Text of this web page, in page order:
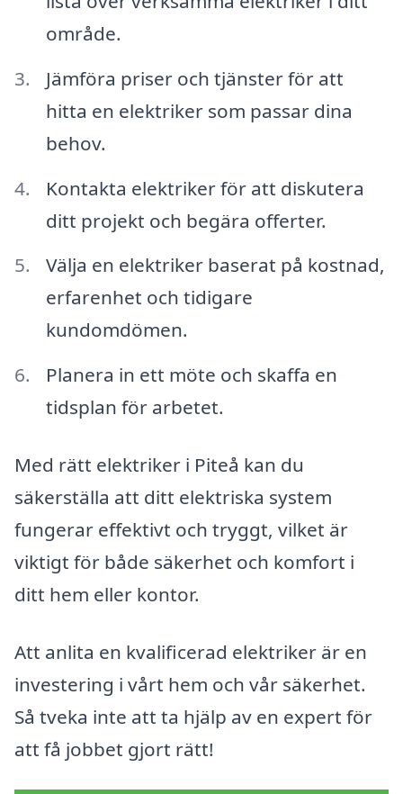
område.
Jämföra priser och tjänster för att
hitta en elektriker som passar dina
behov.
Kontakta elektriker för att diskutera
ditt projekt och begära offerter.
Välja en elektriker baserat på kostnad,
erfarenhet och tidigare
kundomdömen.
Planera in ett möte och skaffa en
tidsplan för arbetet.
Med rätt elektriker i Piteå kan du
säkerställa att ditt elektriska system
fungerar effektivt och tryggt, vilket är
viktigt för både säkerhet och komfort i
ditt hem eller kontor.
Att anlita en kvalificerad elektriker är en
investering i vårt hem och vår säkerhet.
Så tveka inte att ta hjälp av en expert för
att få jobbet gjort rätt!